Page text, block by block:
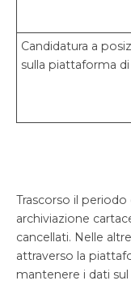
Candidatura a
sulla piattaforma di
Trascorso il
archiviazione
cancellati. Nelle
attraverso la
mantenere i dati